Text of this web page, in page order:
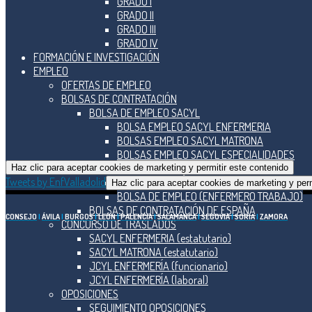
GRADO II
GRADO III
GRADO IV
FORMACIÓN E INVESTIGACIÓN
EMPLEO
OFERTAS DE EMPLEO
BOLSAS DE CONTRATACIÓN
BOLSA DE EMPLEO SACYL
BOLSA EMPLEO SACYL ENFERMERIA
BOLSAS EMPLEO SACYL MATRONA
BOLSAS EMPLEO SACYL ESPECIALIDADES
BOLSA DE EMPLEO JCyL
BOLSA DE EMPLEO (ENFERMERÍA)
BOLSA DE EMPLEO (ENFERMERO TRABAJO)
BOLSAS DE CONTRATACIÓN DE ESPAÑA
CONCURSO DE TRASLADOS
SACYL ENFERMERIA (estatutario)
SACYL MATRONA (estatutario)
JCYL ENFERMERÍA (funcionario)
JCYL ENFERMERÍA (laboral)
OPOSICIONES
SEGUIMIENTO OPOSICIONES
Haz clic para aceptar cookies de marketing y permitir este contenido
Tweets by EnfValladolid Haz clic para aceptar cookies de marketing y
CONSEJO | ÁVILA| BURGOS|LEÓN|PALENCIA|SALAMANCA|SEGOVIA|SORIA| ZAMORA